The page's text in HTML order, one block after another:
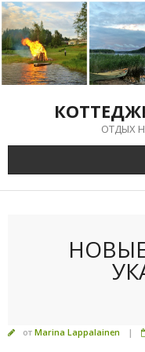
Перейти
к
содержимому
ОТДЫХ
от Marina Lappalainen